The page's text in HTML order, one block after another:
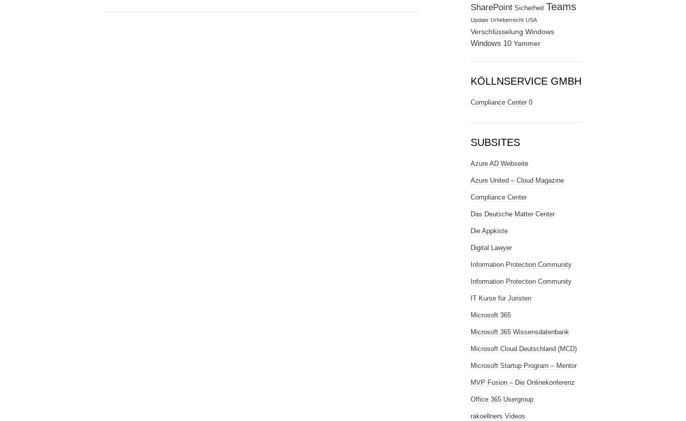
SharePoint Sicherheit Teams
Update Urheberrecht USA
Verschlüsselung Windows
Windows 10 Yammer
KÖLLNSERVICE GMBH
Compliance Center 0
SUBSITES
Azure AD Webseite
Azure United – Cloud Magazine
Compliance Center
Das Deutsche Matter Center
Die Appkiste
Digital Lawyer
Information Protection Community
Information Protection Community
IT Kurse für Juristen
Microsoft 365
Microsoft 365 Wissensdatenbank
Microsoft Cloud Deutschland (MCD)
Microsoft Startup Program – Mentor
MVP Fusion – Die Onlinekonferenz
Office 365 Usergroup
rakoellners Videos